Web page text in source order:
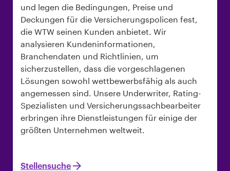
und legen die Bedingungen, Preise und
Deckungen für die Versicherungspolicen fest,
die WTW seinen Kunden anbietet. Wir
analysieren Kundeninformationen,
Branchendaten und Richtlinien, um
sicherzustellen, dass die vorgeschlagenen
Lösungen sowohl wettbewerbsfähig als auch
angemessen sind. Unsere Underwriter, Rating-
Spezialisten und Versicherungssachbearbeiter
erbringen ihre Dienstleistungen für einige der
größten Unternehmen weltweit.
Stellensuche